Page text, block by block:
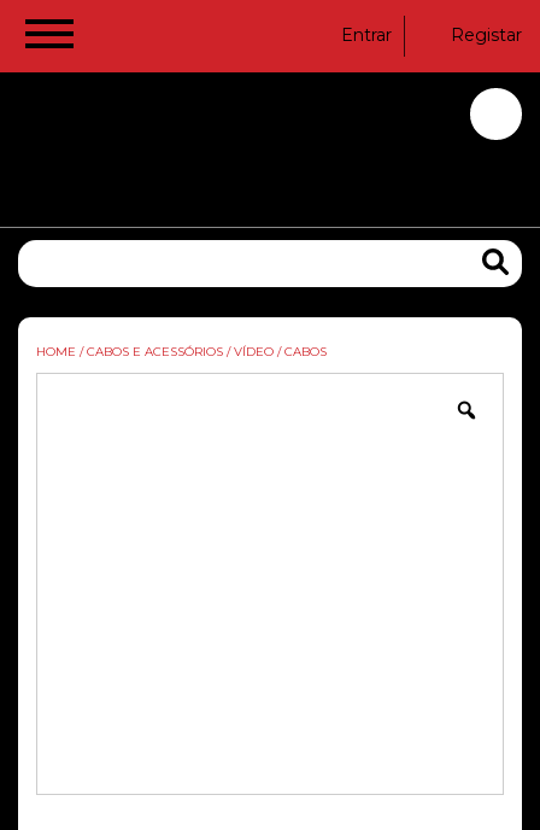
Entrar Registar
HOME / CABOS E ACESSÓRIOS / VÍDEO / CABOS